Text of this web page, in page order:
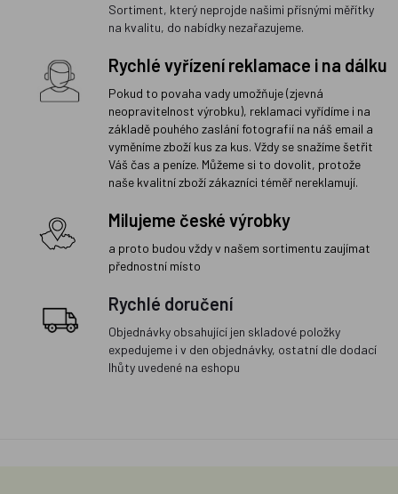
Sortiment, který neprojde našimi přísnými měřítky
na kvalitu, do nabídky nezařazujeme.
Rychlé vyřízení reklamace i na dálku
Pokud to povaha vady umožňuje (zjevná
neopravitelnost výrobku), reklamaci vyřídíme i na
základě pouhého zaslání fotografií na náš email a
vyměníme zboží kus za kus. Vždy se snažíme šetřit
Váš čas a peníze. Můžeme si to dovolit, protože
naše kvalitní zboží zákazníci téměř nereklamují.
Milujeme české výrobky
a proto budou vždy v našem sortimentu zaujímat
přednostní místo
Rychlé doručení
Objednávky obsahující jen skladové položky
expedujeme i v den objednávky, ostatní dle dodací
lhůty uvedené na eshopu